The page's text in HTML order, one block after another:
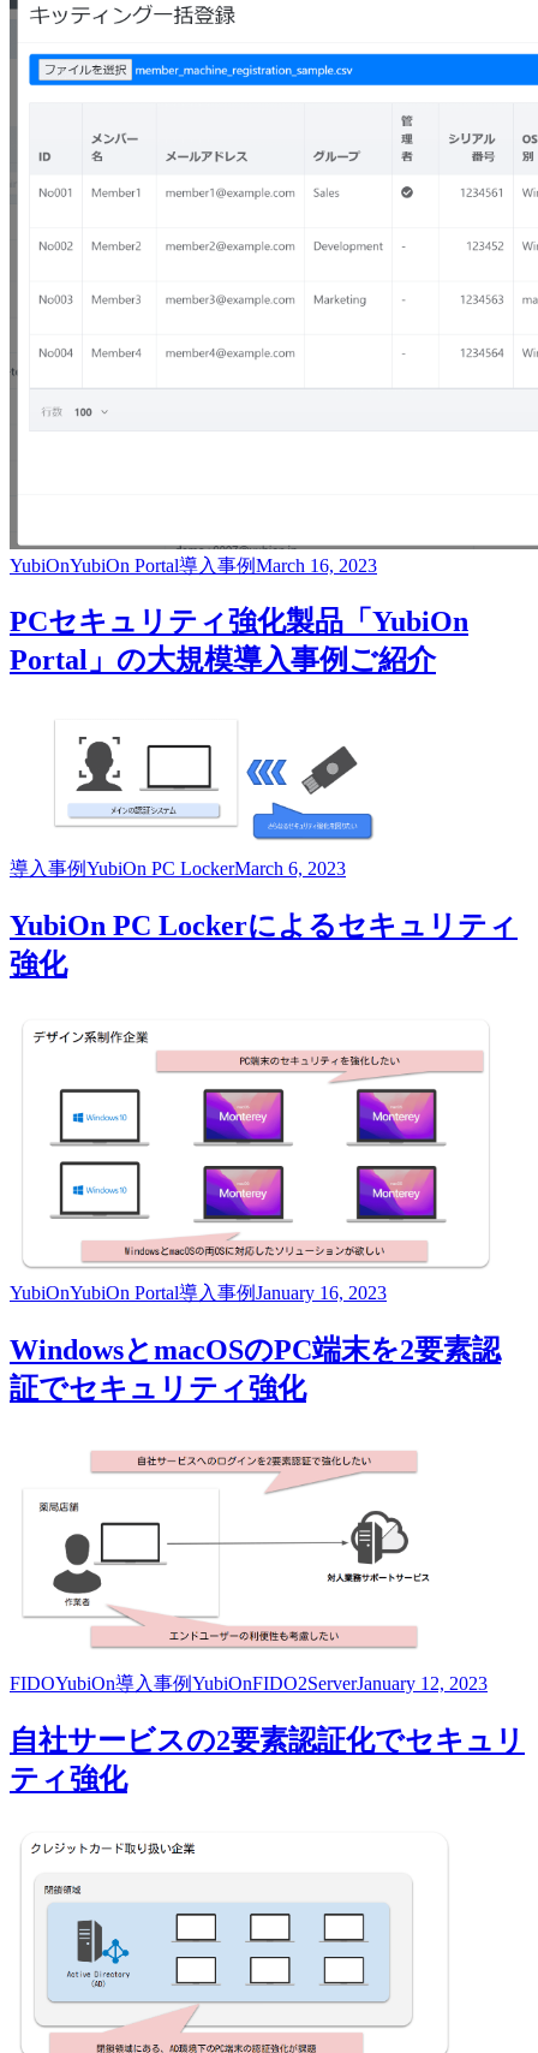
YubiOnYubiOn Portal導入事例March 16, 2023
PCセキュリティ強化製品「YubiOn
Portal」の大規模導入事例ご紹介
導入事例YubiOn PC LockerMarch 6, 2023
YubiOn PC Lockerによるセキュリティ
強化
YubiOnYubiOn Portal導入事例January 16, 2023
WindowsとmacOSのPC端末を2要素認
証でセキュリティ強化
FIDOYubiOn導入事例YubiOnFIDO2ServerJanuary 12, 2023
自社サービスの2要素認証化でセキュリ
ティ強化